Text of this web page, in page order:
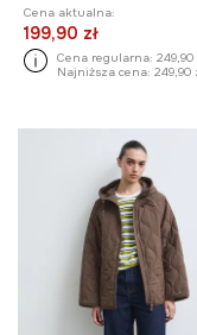
Cena aktualna:
199,90 zł
Cena regularna: 249,90
Najniższa cena: 249,90